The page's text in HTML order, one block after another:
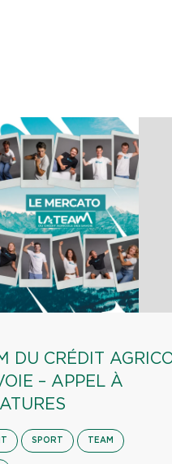
DU CRÉDIT
– APPEL À
SPORT TEAM